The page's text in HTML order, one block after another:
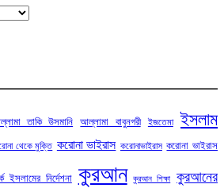
তাকি উসমানি আল্লামা বাবুনগরী ইজতেমা ইসলাম
থেকে মুক্তি করোনা ভাইরাস করোনাভাইরাস করোনা ভাইরাস
ইসলামের নির্দেশনা কুরআন কুরআন শিক্ষা কুরআনের